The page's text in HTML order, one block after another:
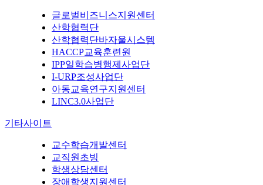
글로벌비즈니스지원센터
산학협력단
산학협력단바자울시스템
HACCP교육훈련원
IPP일학습병행제사업단
I-URP조성사업단
아동교육연구지원센터
LINC3.0사업단
기타사이트
교수학습개발센터
교직원초빙
학생상담센터
장애학생지원센터